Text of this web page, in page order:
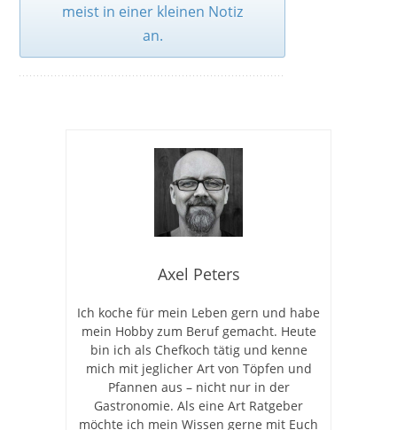
meist in einer kleinen Notiz
an.
Axel Peters
Ich koche für mein Leben gern und habe
mein Hobby zum Beruf gemacht. Heute
bin ich als Chefkoch tätig und kenne
mich mit jeglicher Art von Töpfen und
Pfannen aus – nicht nur in der
Gastronomie. Als eine Art Ratgeber
möchte ich mein Wissen gerne mit Euch